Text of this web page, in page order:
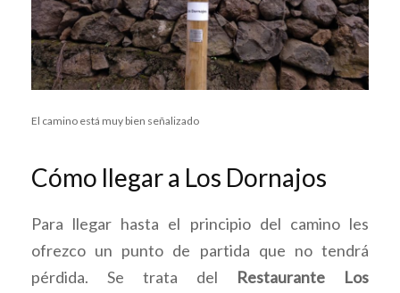
El camino está muy bien señalizado
Cómo llegar a Los Dornajos
Para llegar hasta el principio del camino les
ofrezco un punto de partida que no tendrá
pérdida. Se trata del Restaurante Los